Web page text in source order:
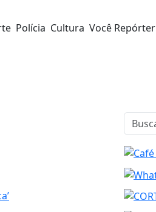
Polícia Cultura Você Repórter